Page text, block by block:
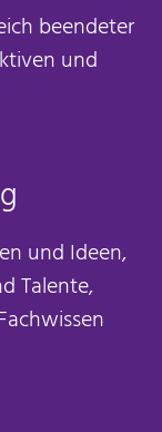
beendeter
und
und Ideen,
Talente,